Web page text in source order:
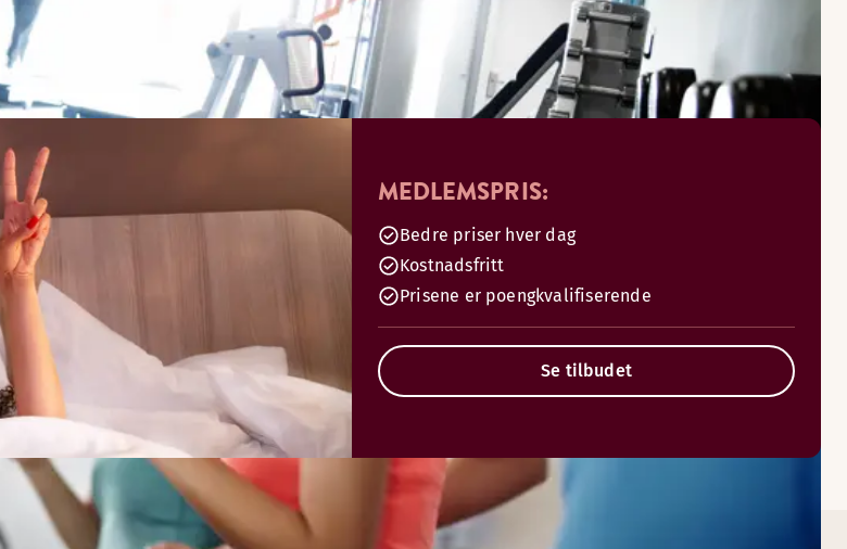
MEDLEMSPRIS:
Bedre priser hver dag
Kostnadsfritt
Prisene er poengkvalifiserende
Se tilbudet